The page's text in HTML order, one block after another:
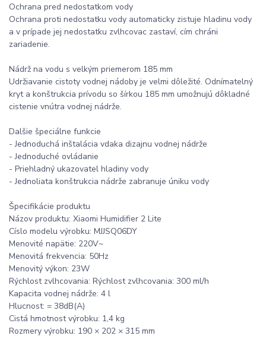
Ochrana pred nedostatkom vody
Ochrana proti nedostatku vody automaticky zistuje hladinu vody
a v prípade jej nedostatku zvlhcovac zastaví, cím chráni
zariadenie.
Nádrž na vodu s velkým priemerom 185 mm
Udržiavanie cistoty vodnej nádoby je velmi dôležité. Odnímatelný
kryt a konštrukcia prívodu so šírkou 185 mm umožnujú dôkladné
cistenie vnútra vodnej nádrže.
Dalšie špeciálne funkcie
- Jednoduchá inštalácia vdaka dizajnu vodnej nádrže
- Jednoduché ovládanie
- Priehladný ukazovatel hladiny vody
- Jednoliata konštrukcia nádrže zabranuje úniku vody
Špecifikácie produktu
Názov produktu: Xiaomi Humidifier 2 Lite
Císlo modelu výrobku: MJJSQ06DY
Menovité napätie: 220V~
Menovitá frekvencia: 50Hz
Menovitý výkon: 23W
Rýchlost zvlhcovania: Rýchlost zvlhcovania: 300 ml/h
Kapacita vodnej nádrže: 4 l
Hlucnost: = 38dB(A)
Cistá hmotnost výrobku: 1,4 kg
Rozmery výrobku: 190 × 202 × 315 mm